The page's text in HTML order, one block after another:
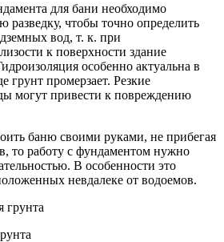
для бани необходимо
разведку, чтобы точно определить
вод, т. к. при
к поверхности здание
особенно актуальна в
грунт промерзает. Резкие
могут привести к повреждению
баню своими руками, не прибегая
то работу с фундаментом нужно
В особенности это
невдалеке от водоемов.